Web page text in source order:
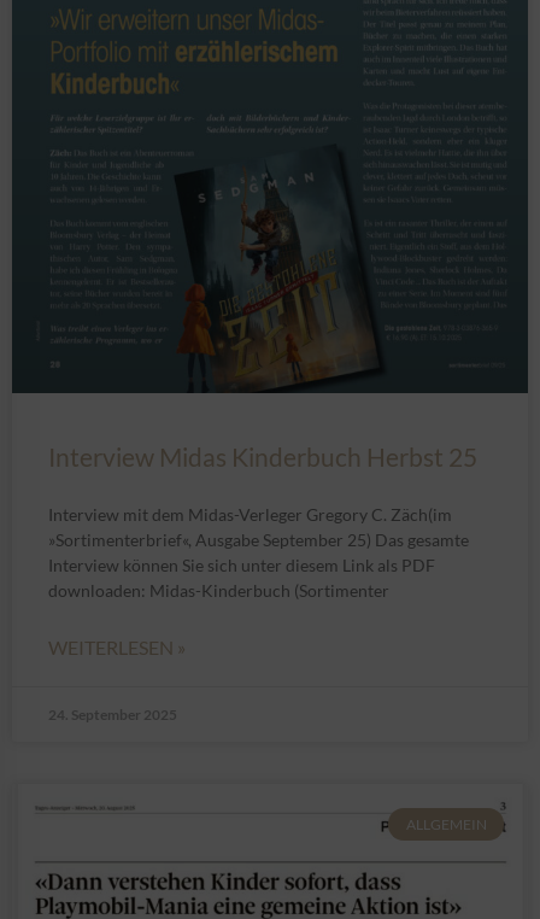
Interview Midas Kinderbuch Herbst 25
Interview mit dem Midas-Verleger Gregory C. Zäch(im
»Sortimenterbrief«, Ausgabe September 25) Das gesamte
Interview können Sie sich unter diesem Link als PDF
downloaden: Midas-Kinderbuch (Sortimenter
WEITERLESEN »
24. September 2025
ALLGEMEIN